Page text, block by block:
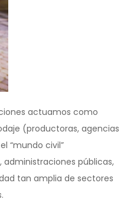
actuamos como
(productoras, agencias
“mundo civil”
públicas,
tan amplia de sectores